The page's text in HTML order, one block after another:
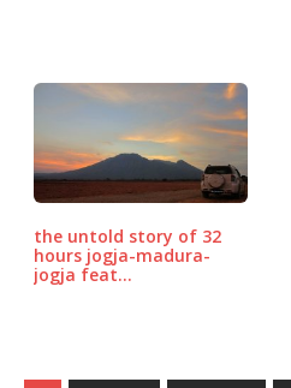
the untold story of 32
hours jogja-madura-
jogja feat…